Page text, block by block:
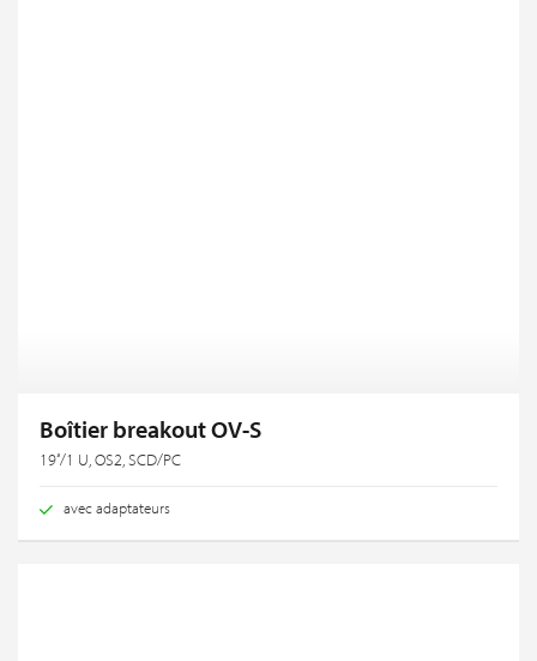
Boîtier breakout OV-S
19‘‘/1 U, OS2, SCD/PC
avec adaptateurs